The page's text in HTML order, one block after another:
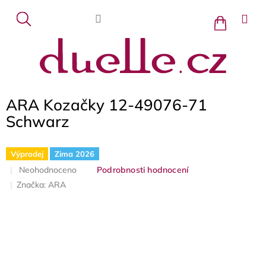
obsah
Nákupní
košík
ARA Kozačky 12-49076-71
Schwarz
Výprodej Zima 2026
Průměrné
produktu
Neohodnoceno
Podrobnosti hodnocení
Značka: ARA